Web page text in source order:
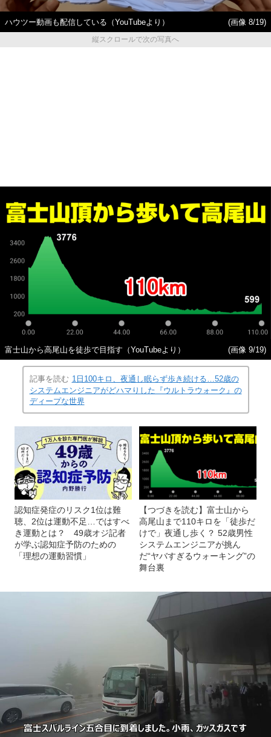
ハウツー動画も配信している（YouTubeより）
(画像 8/19)
縦スクロールで次の写真へ
富士山から高尾山を徒歩で目指す（YouTubeより） (画像 9/19)
記事を読む 1日100キロ、夜通し眠らず歩き続ける…52歳の
システムエンジニアがどハマりした『ウルトラウォーク』の
ディープな世界
認知症発症のリスク1位は難
聴、2位は運動不足…ではすべ
き運動とは？ 49歳オジ記者
が学ぶ認知症予防のための
「理想の運動習慣」
【つづきを読む】富士山から
高尾山まで110キロを「徒歩だ
けで」夜通し歩く？ 52歳男性
システムエンジニアが挑ん
だ“ヤバすぎるウォーキング”の
舞台裏